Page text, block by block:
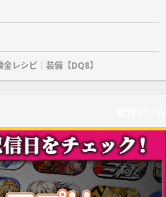
レシピ｜装備【DQ8】